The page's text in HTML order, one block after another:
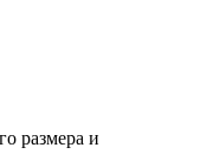
размера и